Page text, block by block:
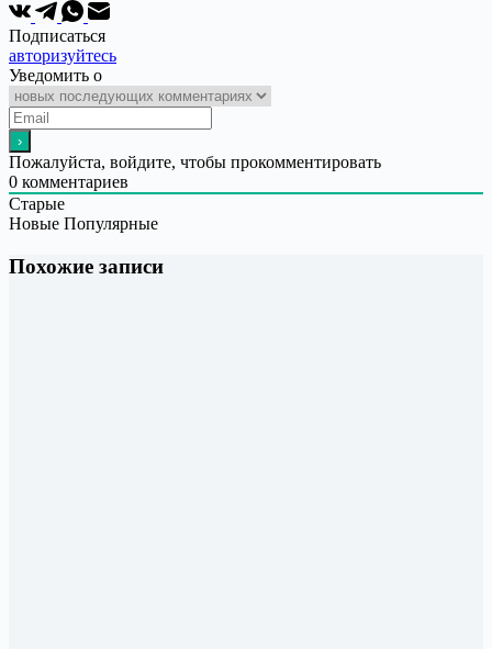
Подписаться
авторизуйтесь
Уведомить о
Пожалуйста, войдите, чтобы прокомментировать
0 комментариев
Старые
Новые Популярные
Похожие записи